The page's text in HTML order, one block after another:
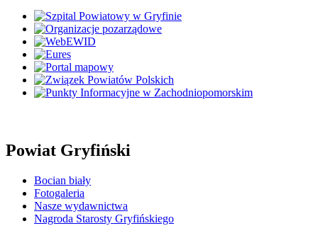
Powiat Gryfiński
Bocian biały
Fotogaleria
Nasze wydawnictwa
Nagroda Starosty Gryfińskiego